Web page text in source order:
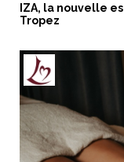
IZA, la nouvelle
Tropez